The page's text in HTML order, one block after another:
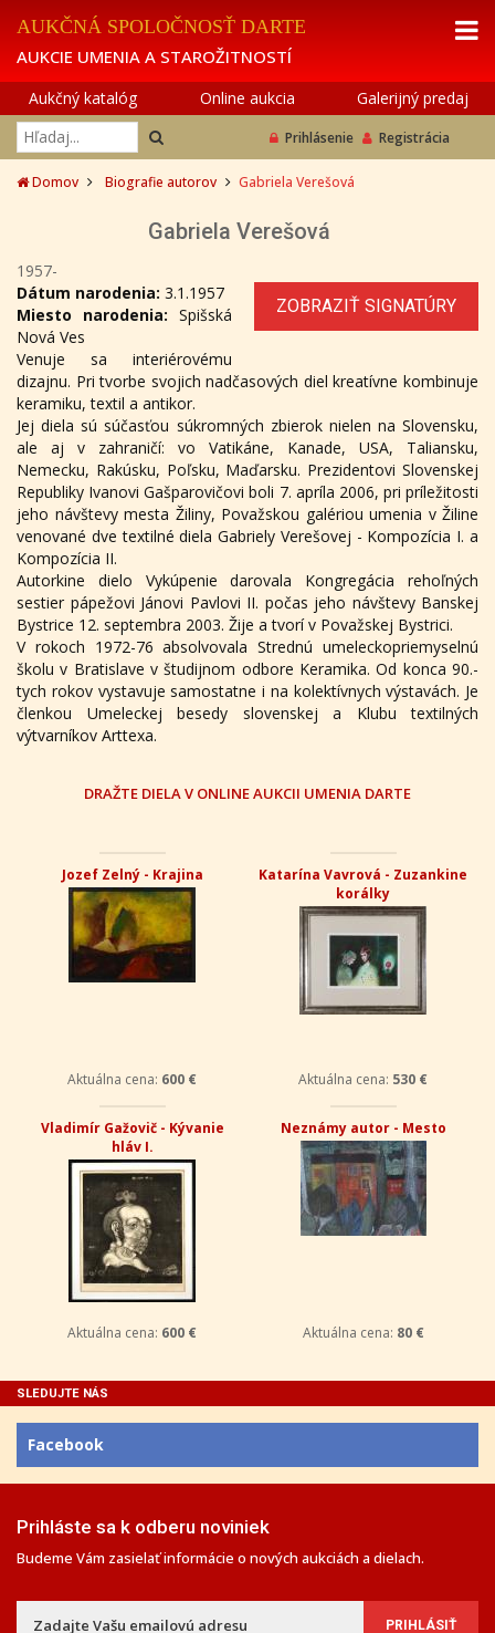
AUKČNÁ SPOLOČNOSŤ DARTE
AUKCIE UMENIA A STAROŽITNOSTÍ
Aukčný katalóg Online aukcia Galerijný predaj
Prihlásenie Registrácia
Domov Biografie autorov Gabriela Verešová
Gabriela Verešová
1957-
ZOBRAZIŤ SIGNATÚRY
Dátum narodenia: 3.1.1957
Miesto narodenia: Spišská
Nová Ves
Venuje sa interiérovému
dizajnu. Pri tvorbe svojich nadčasových diel kreatívne kombinuje
keramiku, textil a antikor.
Jej diela sú súčasťou súkromných zbierok nielen na Slovensku,
ale aj v zahraničí: vo Vatikáne, Kanade, USA, Taliansku,
Nemecku, Rakúsku, Poľsku, Maďarsku. Prezidentovi Slovenskej
Republiky Ivanovi Gašparovičovi boli 7. apríla 2006, pri príležitosti
jeho návštevy mesta Žiliny, Považskou galériou umenia v Žiline
venované dve textilné diela Gabriely Verešovej - Kompozícia I. a
Kompozícia II.
Autorkine dielo Vykúpenie darovala Kongregácia rehoľných
sestier pápežovi Jánovi Pavlovi II. počas jeho návštevy Banskej
Bystrice 12. septembra 2003. Žije a tvorí v Považskej Bystrici.
V rokoch 1972-76 absolvovala Strednú umeleckopriemyselnú
školu v Bratislave v študijnom odbore Keramika. Od konca 90.-
tych rokov vystavuje samostatne i na kolektívnych výstavách. Je
členkou Umeleckej besedy slovenskej a Klubu textilných
výtvarníkov Arttexa.
DRAŽTE DIELA V ONLINE AUKCII UMENIA DARTE
Jozef Zelný - Krajina
Aktuálna cena: 600 €
Katarína Vavrová - Zuzankine
korálky
Aktuálna cena: 530 €
Vladimír Gažovič - Kývanie
hláv I.
Aktuálna cena: 600 €
Neznámy autor - Mesto
Aktuálna cena: 80 €
SLEDUJTE NÁS
Facebook
Prihláste sa k odberu noviniek
Budeme Vám zasielať informácie o nových aukciách a dielach.